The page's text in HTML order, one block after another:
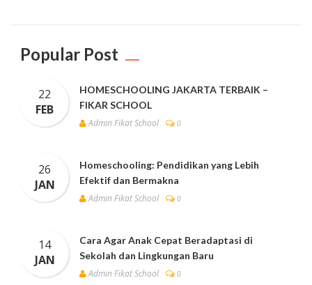
Popular Post
22
FEB
HOMESCHOOLING JAKARTA TERBAIK –
FIKAR SCHOOL
Admin Fikat School
0
26
JAN
Homeschooling: Pendidikan yang Lebih
Efektif dan Bermakna
Admin Fikat School
0
14
JAN
Cara Agar Anak Cepat Beradaptasi di
Sekolah dan Lingkungan Baru
Admin Fikat School
0